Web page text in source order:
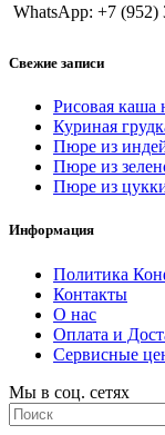
WhatsApp: +7 (952)
Свежие записи
Рисовая каша
Куриная
Пюре из
Пюре из
Пюре из
Информация
Политика
Контакты
О нас
Оплата и
Сервисные
Мы в соц. сетях